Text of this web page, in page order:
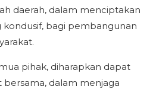
daerah, dalam menciptakan
kondusif, bagi pembangunan
pihak, diharapkan dapat
dalam menjaga